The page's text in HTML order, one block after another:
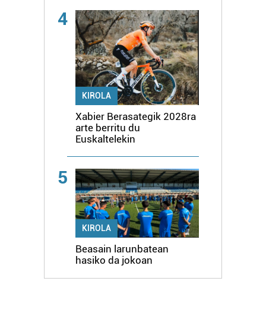
4
KIROLA
Xabier Berasategik 2028ra
arte berritu du
Euskaltelekin
5
KIROLA
Beasain larunbatean
hasiko da jokoan